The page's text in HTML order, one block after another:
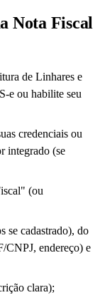
Nota Fiscal
de Linhares e
e ou habilite seu
credenciais ou
integrado (se
(ou
se cadastrado), do
CNPJ, endereço) e
clara);